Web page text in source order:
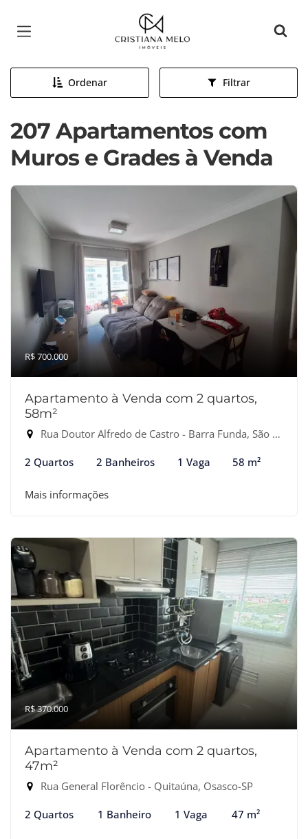
Página inicial
Ordenar Filtrar
207 Apartamentos com
Muros e Grades à Venda
R$ 700.000
Apartamento à Venda com 2 quartos,
58m²
Rua Doutor Alfredo de Castro - Barra Funda, São Paulo-SP
2 Quartos 2 Banheiros 1 Vaga 58 m²
Mais informações
R$ 370.000
Apartamento à Venda com 2 quartos,
47m²
Rua General Florêncio - Quitaúna, Osasco-SP
2 Quartos 1 Banheiro 1 Vaga 47 m²